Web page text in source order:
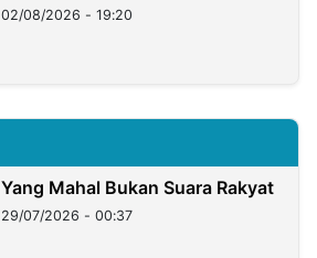
02/08/2026 - 19:20
Yang Mahal Bukan Suara Rakyat
29/07/2026 - 00:37